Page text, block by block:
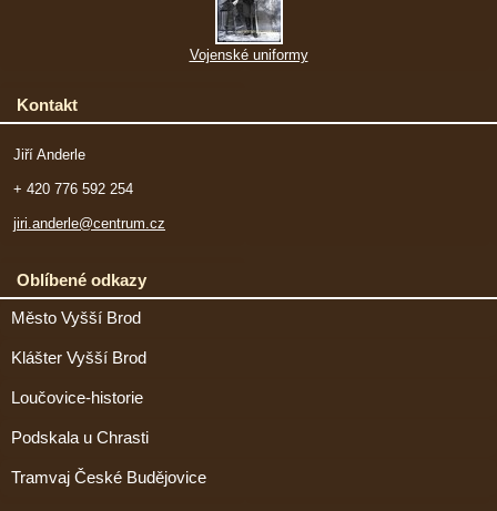
Vojenské uniformy
Kontakt
Jiří Anderle
+ 420 776 592 254
jiri.anderle@centrum.cz
Oblíbené odkazy
Město Vyšší Brod
Klášter Vyšší Brod
Loučovice-historie
Podskala u Chrasti
Tramvaj České Budějovice